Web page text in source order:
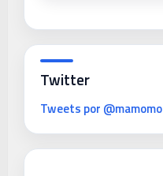
Twitter
Tweets por @mamomo